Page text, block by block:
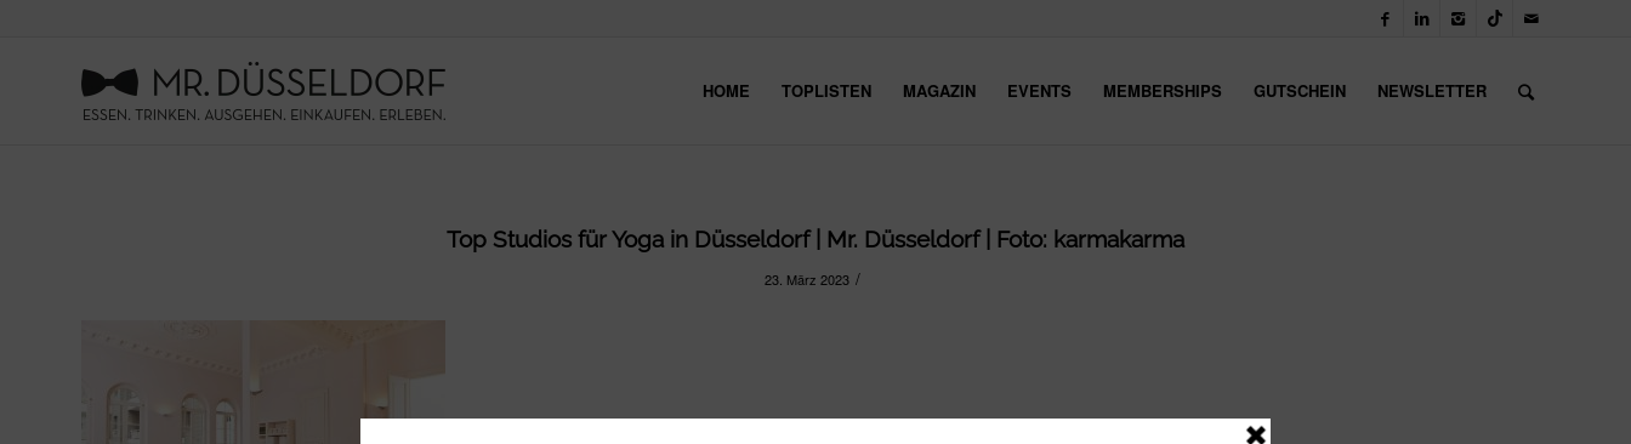
HOME TOPLISTEN MAGAZIN EVENTS MEMBERSHIPS GUTSCHEIN NEWSLETTER
Top Studios für Yoga in Düsseldorf | Mr. Düsseldorf | Foto: karmakarma
23. März 2023 /